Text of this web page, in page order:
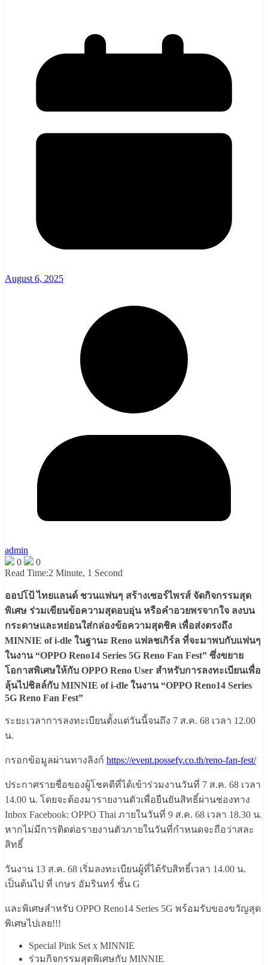
August 6, 2025
admin
0
0
Read Time:2 Minute, 1 Second
ออปโป้ ไทยแลนด์ ชวนแฟนๆ สร้างเซอร์ไพรส์ จัดกิจกรรมสุด
พิเศษ ร่วมเขียนข้อความสุดอบอุ่น หรือคำอวยพรจากใจ ลงบน
กระดาษและหย่อนใส่กล่องข้อความสุดชิค เพื่อส่งตรงถึง
MINNIE of i-dle ในฐานะ Reno แฟลชเกิร์ล ที่จะมาพบกับแฟนๆ
ในงาน “OPPO Reno14 Series 5G Reno Fan Fest” ซึ่งขยาย
โอกาสพิเศษให้กับ OPPO Reno User สำหรับการลงทะเบียนเพื่อ
ลุ้นไปชิลล์กับ MINNIE of i-dle ในงาน “OPPO Reno14 Series
5G Reno Fan Fest”
ระยะเวลาการลงทะเบียนตั้งแต่วันนี้จนถึง 7 ส.ค. 68 เวลา 12.00
น.
กรอกข้อมูลผ่านทางลิงก์ https://event.possefy.co.th/reno-fan-fest/
ประกาศรายชื่อของผู้โชคดีที่ได้เข้าร่วมงานวันที่ 7 ส.ค. 68 เวลา
14.00 น. โดยจะต้องมารายงานตัวเพื่อยืนยันสิทธิ์ผ่านช่องทาง
Inbox Facebook: OPPO Thai ภายในวันที่ 9 ส.ค. 68 เวลา 18.30 น.
หากไม่มีการติดต่อรายงานตัวภายในวันที่กำหนดจะถือว่าสละ
สิทธิ์
วันงาน 13 ส.ค. 68 เริ่มลงทะเบียนผู้ที่ได้รับสิทธิ์เวลา 14.00 น.
เป็นต้นไป ที่ เกษร อัมรินทร์ ชั้น G
และพิเศษสำหรับ OPPO Reno14 Series 5G พร้อมรับของขวัญสุด
พิเศษไปเลย!!!
Special Pink Set x MINNIE
ร่วมกิจกรรมสุดพิเศษกับ MINNIE